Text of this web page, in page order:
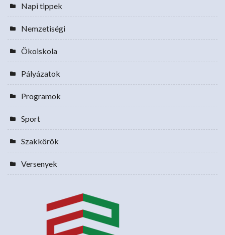
Napi tippek
Nemzetiségi
Ökoiskola
Pályázatok
Programok
Sport
Szakkörök
Versenyek